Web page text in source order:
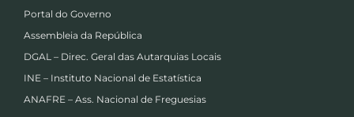
Portal do Governo
Assembleia da República
DGAL – Direc. Geral das Autarquias Locais
INE – Instituto Nacional de Estatística
ANAFRE – Ass. Nacional de Freguesias